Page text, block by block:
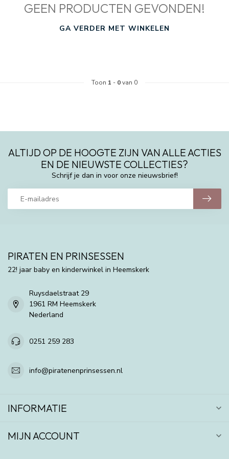
GEEN PRODUCTEN GEVONDEN!
GA VERDER MET WINKELEN
Toon 1 - 0van 0
ALTIJD OP DE HOOGTE ZIJN VAN ALLE ACTIES
EN DE NIEUWSTE COLLECTIES?
Schrijf je dan in voor onze nieuwsbrief!
PIRATEN EN PRINSESSEN
22! jaar baby en kinderwinkel in Heemskerk
Ruysdaelstraat 29
1961 RM Heemskerk
Nederland
0251 259 283
info@piratenenprinsessen.nl
INFORMATIE
MIJN ACCOUNT